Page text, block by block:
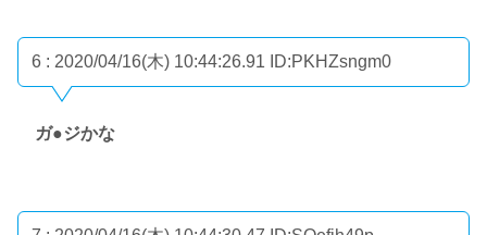
6 : 2020/04/16(木) 10:44:26.91 ID:PKHZsngm0
ガ●ジかな